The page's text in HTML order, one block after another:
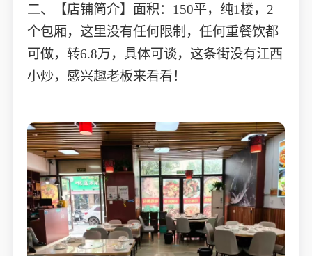
二、【店铺简介】面积：150平，纯1楼，2
个包厢，这里没有任何限制，任何重餐饮都
可做，转6.8万，具体可谈，这条街没有江西
小炒，感兴趣老板来看看！